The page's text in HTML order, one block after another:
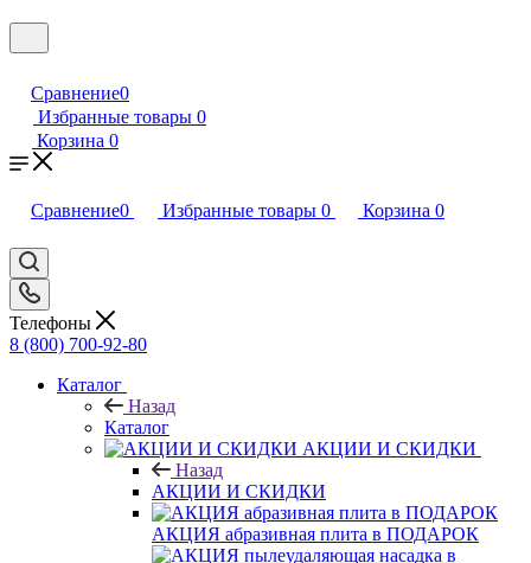
Сравнение0
Избранные товары 0
Корзина 0
Сравнение0 Избранные товары 0 Корзина 0
Телефоны
8 (800) 700-92-80
Каталог
Назад
Каталог
АКЦИИ И СКИДКИ
Назад
АКЦИИ И СКИДКИ
АКЦИЯ абразивная плита в ПОДАРОК